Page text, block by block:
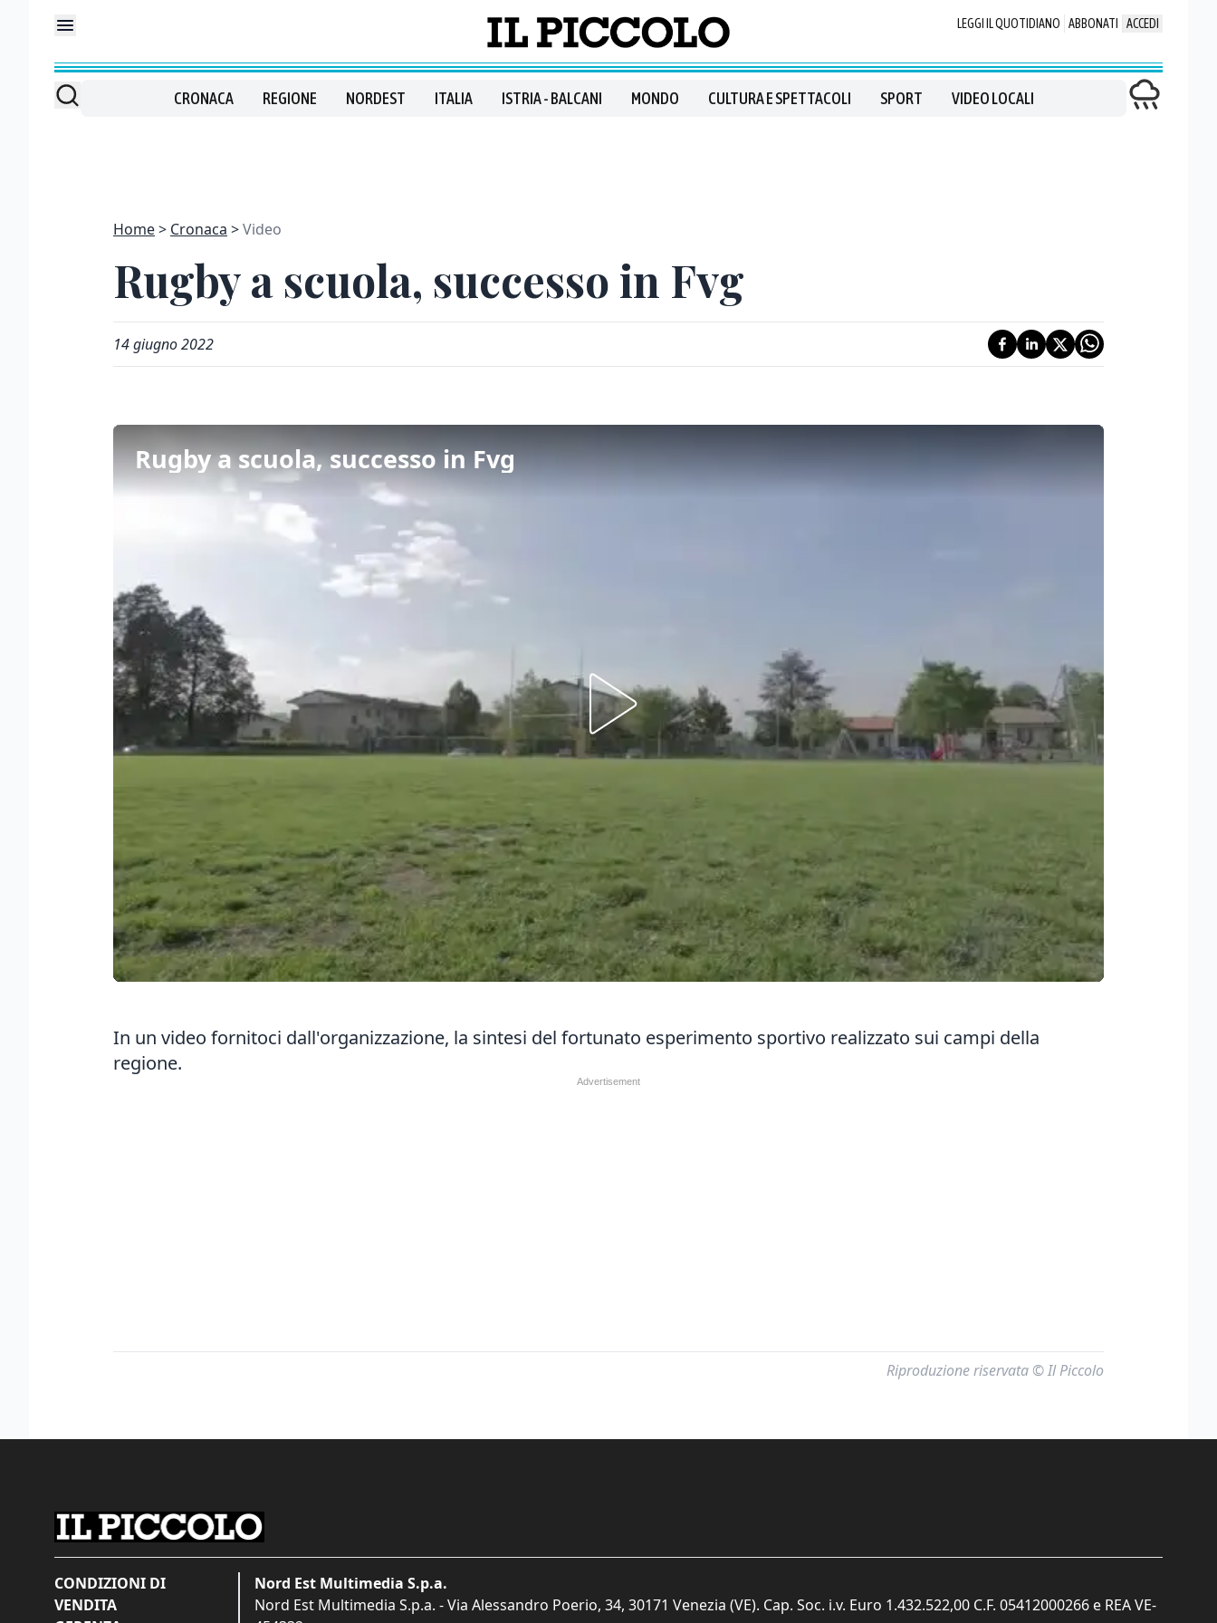
LEGGI IL QUOTIDIANO ABBONATI ACCEDI
CRONACA REGIONE NORDEST ITALIA ISTRIA - BALCANI MONDO CULTURA E SPETTACOLI SPORT VIDEO LOCALI
Home Cronaca Video
Rugby a scuola, successo in Fvg
14 giugno 2022
Rugby a scuola, successo in Fvg
In un video fornitoci dall'organizzazione, la sintesi del fortunato esperimento sportivo realizzato sui campi della
regione.
Riproduzione riservata © Il Piccolo
CONDIZIONI DI
VENDITA
Nord Est Multimedia S.p.a.
Nord Est Multimedia S.p.a. - Via Alessandro Poerio, 34, 30171 Venezia (VE). Cap. Soc. i.v. Euro 1.432.522,00 C.F. 05412000266 e REA VE-